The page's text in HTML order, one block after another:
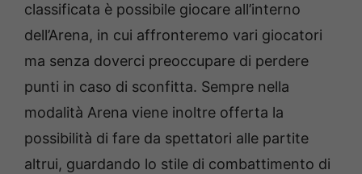
classificata è possibile giocare all’interno
dell’Arena, in cui affronteremo vari giocatori
ma senza doverci preoccupare di perdere
punti in caso di sconfitta. Sempre nella
modalità Arena viene inoltre offerta la
possibilità di fare da spettatori alle partite
altrui, guardando lo stile di combattimento di